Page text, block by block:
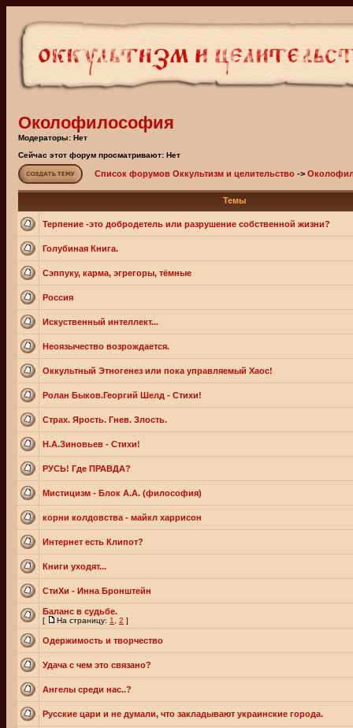
Околофилософия
Модераторы: Нет
Сейчас этот форум просматривают: Нет
Список форумов Оккультизм и целительство ->
Темы
Терпение -это добродетель или разрушение собственной жизни?
Голубиная Книга.
Сэппуку, карма, эгрегоры, тёмные
Россия
Искуственный интеллект...
Неоязычество возрождается.
Оккультный Этногенез или пока управляемый Хаос!
Ролан Быков.Георгий Шелд - Стихи!
Страх. Ярость. Гнев. Злость.
Н.А.Зиновьев - Стихи!
РУСЬ! Где ПРАВДА?
Мистицизм - Блок А.А. (философия)
корни колдовства - майкл харрисон
Интернет есть Клипот?
Книги уходят...
СтиХи - Инна Бронштейн
Баланс в судьбе.
[ На страницу: 1 2 ]
Одержимость и творчество
Удача с чем это связано?
Ангелы среди нас..?
Русские цари и не думали, что закладывают украинские города.